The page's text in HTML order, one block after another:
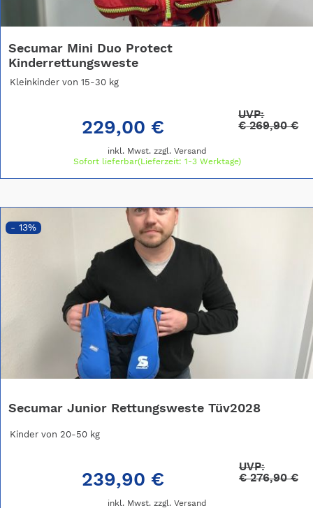
Secumar Mini Duo Protect
Kinderrettungsweste
Kleinkinder von 15-30 kg
229,00 €
UVP:
€269,90 €
inkl. Mwst. zzgl. Versand
Sofort lieferbar(Lieferzeit: 1-3 Werktage)
- 13%
Secumar Junior Rettungsweste Tüv2028
Kinder von 20-50 kg
239,90 €
UVP:
€276,90 €
inkl. Mwst. zzgl. Versand